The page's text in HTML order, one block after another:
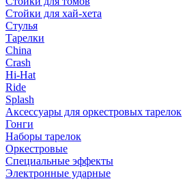
Стойки для хай-хета
Стулья
Тарелки
China
Crash
Hi-Hat
Ride
Splash
Аксессуары для оркестровых тарелок
Гонги
Наборы тарелок
Оркестровые
Специальные эффекты
Электронные ударные